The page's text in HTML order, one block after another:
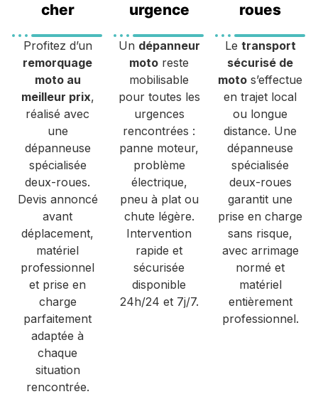
cher
Profitez d’un
remorquage
moto au
meilleur prix,
réalisé avec
une
dépanneuse
spécialisée
deux-roues.
Devis annoncé
avant
déplacement,
matériel
professionnel
et prise en
charge
parfaitement
adaptée à
chaque
situation
rencontrée.
urgence
Un dépanneur
moto reste
mobilisable
pour toutes les
urgences
rencontrées :
panne moteur,
problème
électrique,
pneu à plat ou
chute légère.
Intervention
rapide et
sécurisée
disponible
24h/24 et 7j/7.
roues
Le transport
sécurisé de
moto s’effectue
en trajet local
ou longue
distance. Une
dépanneuse
spécialisée
deux-roues
garantit une
prise en charge
sans risque,
avec arrimage
normé et
matériel
entièrement
professionnel.